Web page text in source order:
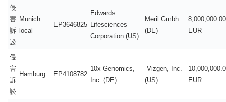
侵
害
訴
訟
Munich
local
EP3646825
Edwards
Lifesciences
Corporation (US)
Meril Gmbh
(DE)
8,000,000.00
EUR
侵
害
訴
訟
Hamburg EP4108782
10x Genomics,
Inc. (DE)
Vizgen, Inc.
(US)
EUR